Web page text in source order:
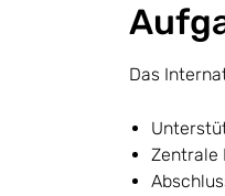
Das
Zentrale